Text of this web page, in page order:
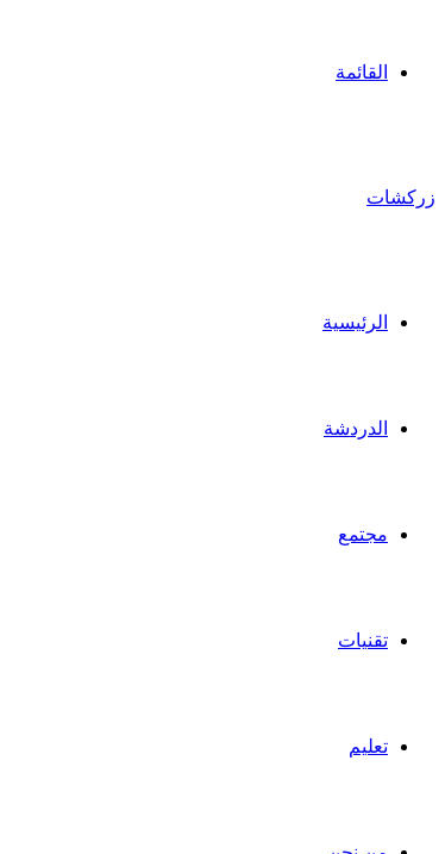
القائمة
زركشات
الرئيسية
الدردشة
مجتمع
تقنيات
تعليم